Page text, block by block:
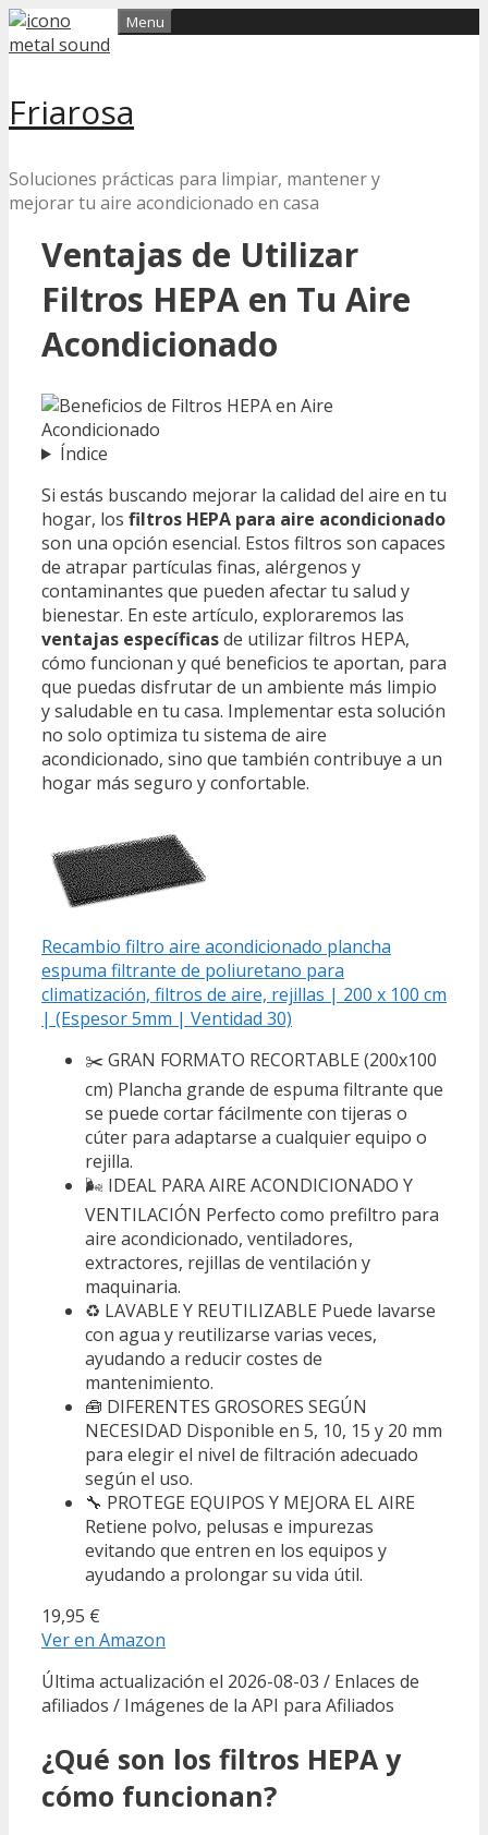
Skip
to
Friarosa
Soluciones prácticas para limpiar, mantener y
mejorar tu aire acondicionado en casa
Menu
Ventajas de Utilizar
Filtros HEPA en Tu Aire
Acondicionado
Índice
Si estás buscando mejorar la calidad del aire en tu
hogar, los filtros HEPA para aire acondicionado
son una opción esencial. Estos filtros son capaces
de atrapar partículas finas, alérgenos y
contaminantes que pueden afectar tu salud y
bienestar. En este artículo, exploraremos las
ventajas específicasde utilizar filtros HEPA,
cómo funcionan y qué beneficios te aportan, para
que puedas disfrutar de un ambiente más limpio
y saludable en tu casa. Implementar esta solución
no solo optimiza tu sistema de aire
acondicionado, sino que también contribuye a un
hogar más seguro y confortable.
Recambio filtro aire acondicionado plancha
espuma filtrante de poliuretano para
climatización, filtros de aire, rejillas | 200 x 100 cm
| (Espesor 5mm | Ventidad 30)
✂️ GRAN FORMATO RECORTABLE (200x100
cm) Plancha grande de espuma filtrante que
se puede cortar fácilmente con tijeras o
cúter para adaptarse a cualquier equipo o
rejilla.
🌬️ IDEAL PARA AIRE ACONDICIONADO Y
VENTILACIÓN Perfecto como prefiltro para
aire acondicionado, ventiladores,
extractores, rejillas de ventilación y
maquinaria.
♻️ LAVABLE Y REUTILIZABLE Puede lavarse
con agua y reutilizarse varias veces,
ayudando a reducir costes de
mantenimiento.
🧰 DIFERENTES GROSORES SEGÚN
NECESIDAD Disponible en 5, 10, 15 y 20 mm
para elegir el nivel de filtración adecuado
según el uso.
🔧 PROTEGE EQUIPOS Y MEJORA EL AIRE
Retiene polvo, pelusas e impurezas
evitando que entren en los equipos y
ayudando a prolongar su vida útil.
19,95 €
Ver en Amazon
Última actualización el 2026-08-03 / Enlaces de
afiliados / Imágenes de la API para Afiliados
¿Qué son los filtros HEPA y
cómo funcionan?